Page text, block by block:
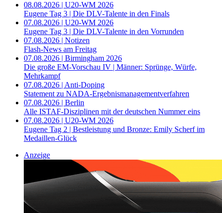
08.08.2026 | U20-WM 2026
Eugene Tag 3 | Die DLV-Talente in den Finals
07.08.2026 | U20-WM 2026
Eugene Tag 3 | Die DLV-Talente in den Vorrunden
07.08.2026 | Notizen
Flash-News am Freitag
07.08.2026 | Birmingham 2026
Die große EM-Vorschau IV | Männer: Sprünge, Würfe,
Mehrkampf
07.08.2026 | Anti-Doping
Statement zu NADA-Ergebnismanagementverfahren
07.08.2026 | Berlin
Alle ISTAF-Disziplinen mit der deutschen Nummer eins
07.08.2026 | U20-WM 2026
Eugene Tag 2 | Bestleistung und Bronze: Emily Scherf im
Medaillen-Glück
Anzeige